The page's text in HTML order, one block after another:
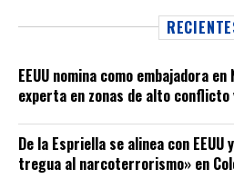
EEUU nomina como embajadora
experta en zonas de alto
De la Espriella se alinea con
tregua al narcoterrorismo» en